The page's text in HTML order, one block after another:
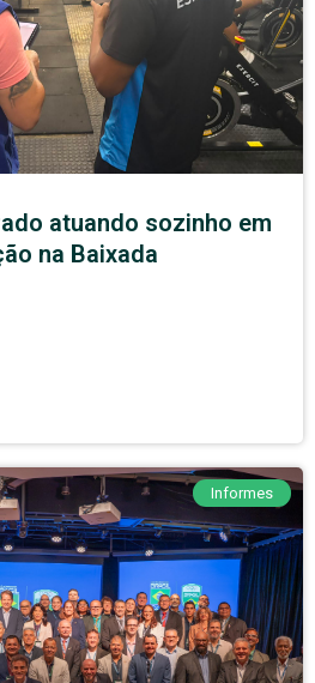
atuando sozinho em
na Baixada
Informes